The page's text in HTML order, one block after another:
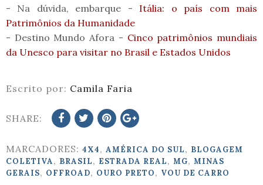
- Na dúvida, embarque - Itália: o país com mais
Patrimônios da Humanidade
- Destino Mundo Afora - Cinco patrimônios mundiais
da Unesco para visitar no Brasil e Estados Unidos
Escrito por: Camila Faria
SHARE:
MARCADORES: 4X4, AMÉRICA DO SUL, BLOGAGEM
COLETIVA, BRASIL, ESTRADA REAL, MG, MINAS
GERAIS, OFFROAD, OURO PRETO, VOU DE CARRO